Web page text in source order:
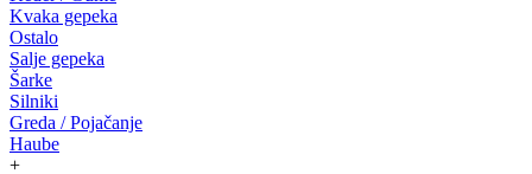
Kvaka gepeka
Ostalo
Salje gepeka
Šarke
Silniki
Greda / Pojačanje
Haube
+